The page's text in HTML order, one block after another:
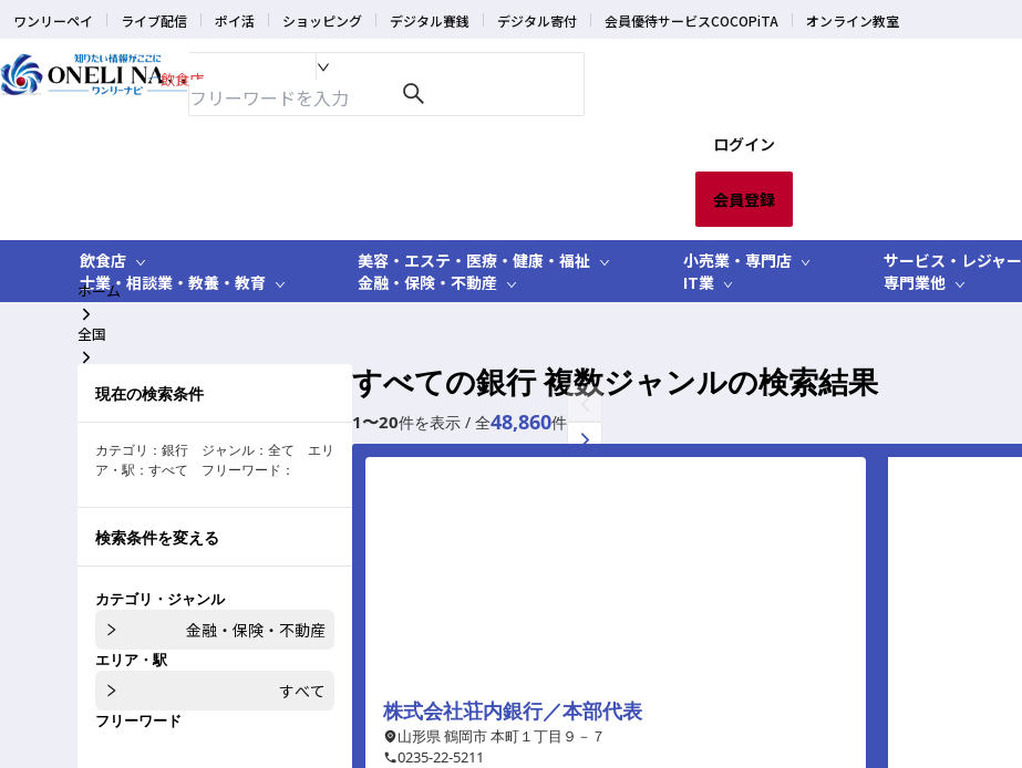
ワンリーペイ ライブ配信 ポイ活 ショッピング デジタル賽銭 デジタル寄付 会員優待サービスCOCOPiTA オンライン教室
飲食店
ログイン
会員登録
飲食店
士業・相談業・教養・教育
美容・エステ・医療・健康・福祉
金融・保険・不動産
小売業・専門店
IT業
サービス・レジャー
専門業他
ホーム
全国
現在の検索条件
カテゴリ： 銀行 ジャンル： 全て エリ
ア・駅： すべて フリーワード：
検索条件を変える
カテゴリ・ジャンル
金融・保険・不動産
エリア・駅
すべて
フリーワード
すべての銀行 複数ジャンルの検索結果
1〜20件を表示 / 全48,860件
株式会社荘内銀行／本部代表
山形県 鶴岡市 本町１丁目９－７
0235-22-5211